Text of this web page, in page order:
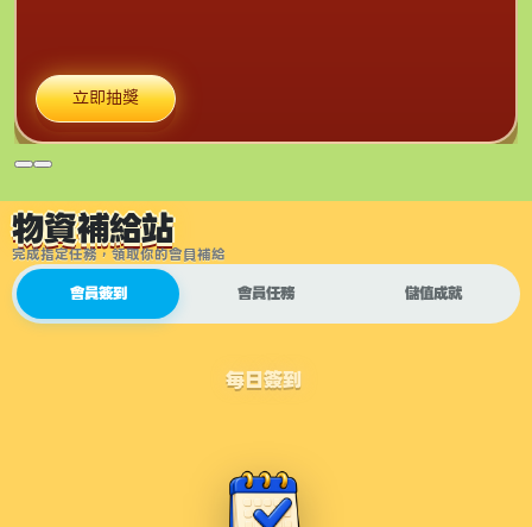
立即抽獎
物資補給站
完成指定任務，領取你的會員補給
會員簽到 會員任務 儲值成就
每日簽到